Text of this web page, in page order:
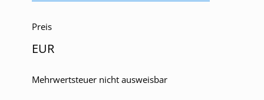
Preis
EUR
Mehrwertsteuer nicht ausweisbar